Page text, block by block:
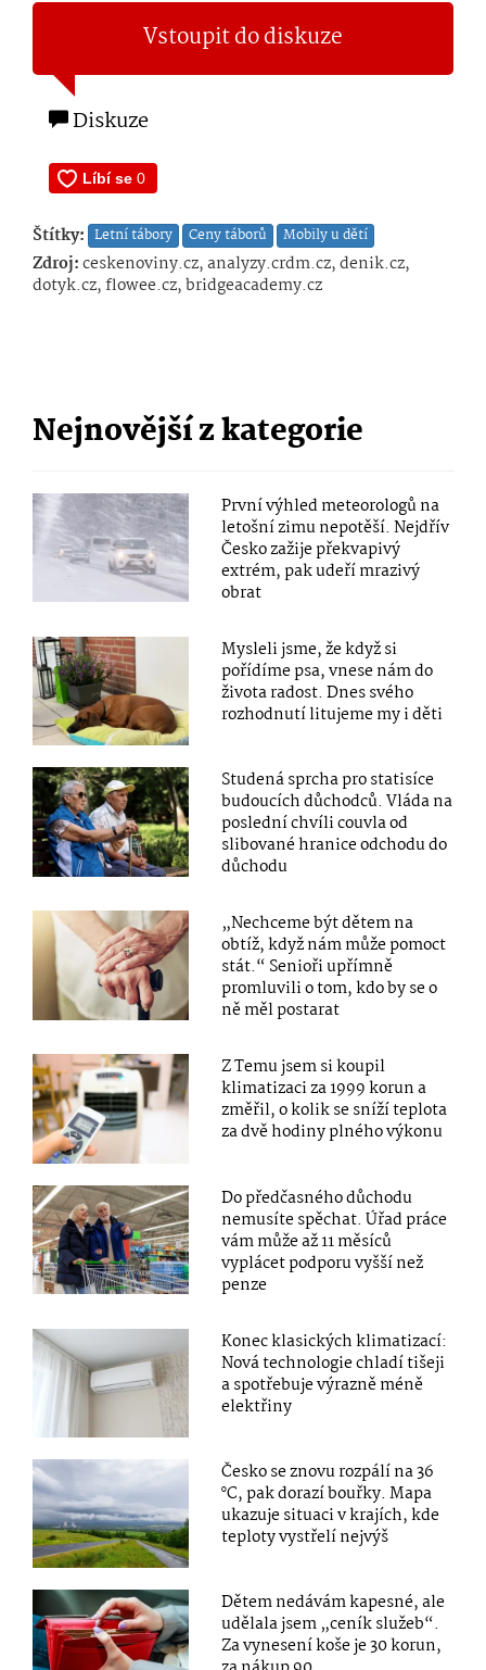
Vstoupit do diskuze
Diskuze
Štítky: Letní tábory Ceny táborů Mobily u dětí
Zdroj:ceskenoviny.cz, analyzy.crdm.cz, denik.cz,
dotyk.cz, flowee.cz, bridgeacademy.cz
Nejnovější z kategorie
První výhled meteorologů na
letošní zimu nepotěší. Nejdřív
Česko zažije překvapivý
extrém, pak udeří mrazivý
obrat
Mysleli jsme, že když si
pořídíme psa, vnese nám do
života radost. Dnes svého
rozhodnutí litujeme my i děti
Studená sprcha pro statisíce
budoucích důchodců. Vláda na
poslední chvíli couvla od
slibované hranice odchodu do
důchodu
„Nechceme být dětem na
obtíž, když nám může pomoct
stát.“ Senioři upřímně
promluvili o tom, kdo by se o
ně měl postarat
Z Temu jsem si koupil
klimatizaci za 1999 korun a
změřil, o kolik se sníží teplota
za dvě hodiny plného výkonu
Do předčasného důchodu
nemusíte spěchat. Úřad práce
vám může až 11 měsíců
vyplácet podporu vyšší než
penze
Konec klasických klimatizací:
Nová technologie chladí tišeji
a spotřebuje výrazně méně
elektřiny
Česko se znovu rozpálí na 36
°C, pak dorazí bouřky. Mapa
ukazuje situaci v krajích, kde
teploty vystřelí nejvýš
Dětem nedávám kapesné, ale
udělala jsem „ceník služeb“.
Za vynesení koše je 30 korun,